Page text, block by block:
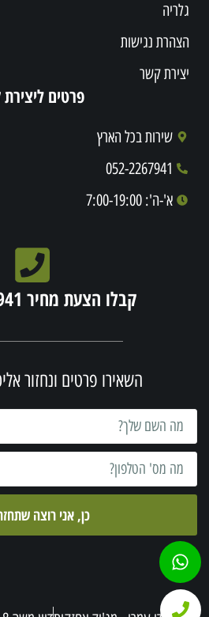
גלריה
הצהרת נגישות
יצירת קשר
פרטים
שירות בכל הארץ
052-2267941
א'-ה': 7:00-19:00
קבלו הצעת מחיר 052-2267941
השאירו פרטים ונחזור
כן, אני רוצה